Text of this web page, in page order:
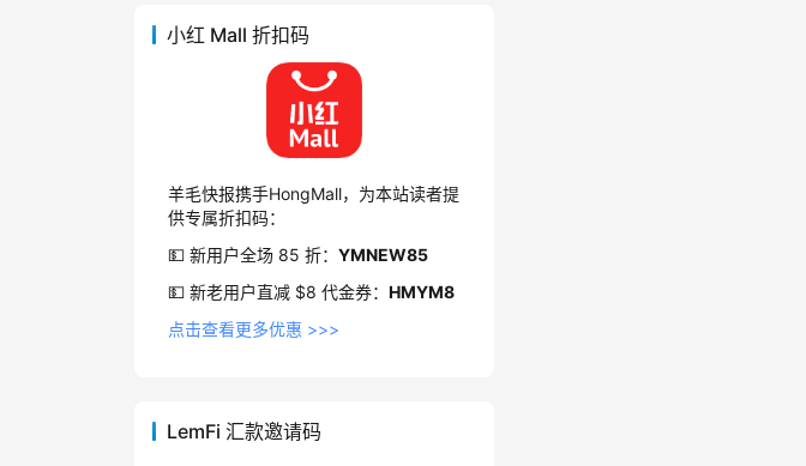
小红 Mall 折扣码
羊毛快报携手HongMall，为本站读者提
供专属折扣码：
💵 新用户全场 85 折： YMNEW85
💵 新老用户直减 $8 代金券： HMYM8
点击查看更多优惠 >>>
LemFi 汇款邀请码